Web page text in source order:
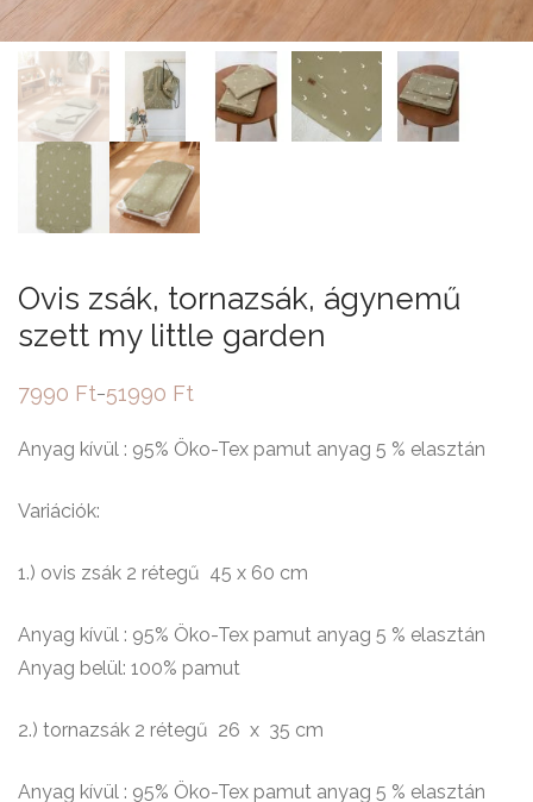
Ovis zsák, tornazsák, ágynemű
szett my little garden
7990 Ft–51990 Ft
Ártartomány:
51990 Ft
Anyag kívül : 95% Öko-Tex pamut anyag 5 % elasztán
Variációk:
1.) ovis zsák 2 rétegű 45 x 60 cm
Anyag kívül : 95% Öko-Tex pamut anyag 5 % elasztán
Anyag belül: 100% pamut
2.) tornazsák 2 rétegű 26 x 35 cm
Anyag kívül : 95% Öko-Tex pamut anyag 5 % elasztán